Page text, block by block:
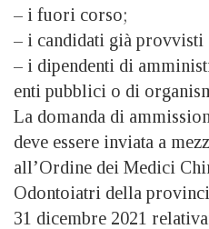
– i fuori corso;
– i candidati già provvisti
– i dipendenti di
enti pubblici o di
La domanda di
deve essere inviata a
all’Ordine dei Medici
Odontoiatri della
31 dicembre 2021